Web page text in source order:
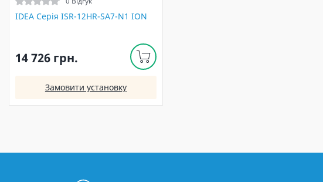
IDEA Серія ISR-12HR-SA7-N1 ION
14 726 грн.
Замовити установку